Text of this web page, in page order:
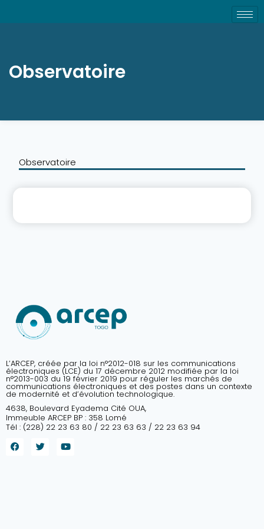
Observatoire
Observatoire
L’ARCEP, créée par la loi n°2012-018 sur les communications
électroniques (LCE) du 17 décembre 2012 modifiée par la loi
n°2013-003 du 19 février 2019 pour réguler les marchés de
communications électroniques et des postes dans un contexte
de modernité et d’évolution technologique.
4638, Boulevard Eyadema Cité OUA,
Immeuble ARCEP BP : 358 Lomé
Tél : (228) 22 23 63 80 / 22 23 63 63 / 22 23 63 94